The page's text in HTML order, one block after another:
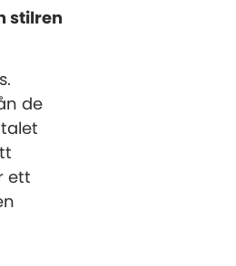
stilren
de
ett